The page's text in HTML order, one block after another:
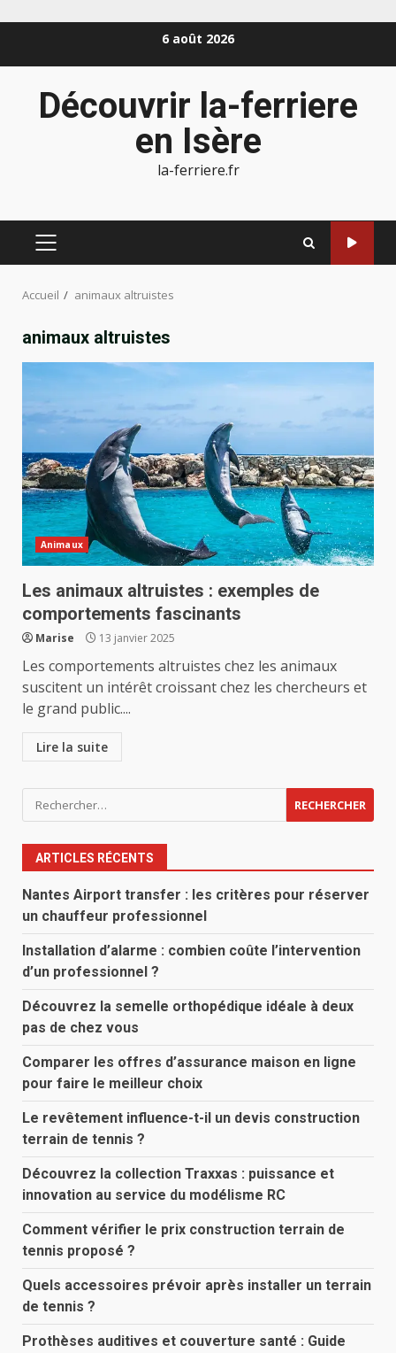
6 août 2026
Découvrir la-ferriere
en Isère
la-ferriere.fr
MENU
Accueil animaux altruistes
animaux altruistes
Animaux
Les animaux altruistes : exemples de
comportements fascinants
Marise 13 janvier 2025
Les comportements altruistes chez les animaux
suscitent un intérêt croissant chez les chercheurs et
le grand public....
Lire la suite
Rechercher :
ARTICLES RÉCENTS
Nantes Airport transfer : les critères pour réserver
un chauffeur professionnel
Installation d’alarme : combien coûte l’intervention
d’un professionnel ?
Découvrez la semelle orthopédique idéale à deux
pas de chez vous
Comparer les offres d’assurance maison en ligne
pour faire le meilleur choix
Le revêtement influence-t-il un devis construction
terrain de tennis ?
Découvrez la collection Traxxas : puissance et
innovation au service du modélisme RC
Comment vérifier le prix construction terrain de
tennis proposé ?
Quels accessoires prévoir après installer un terrain
de tennis ?
Prothèses auditives et couverture santé : Guide